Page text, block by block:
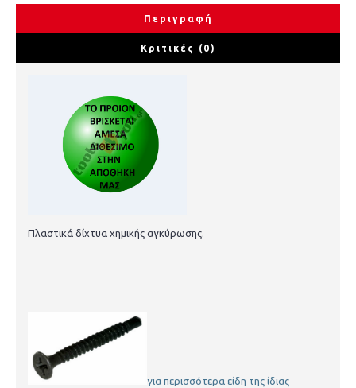
Περιγραφή
Κριτικές (0)
Πλαστικά δίχτυα χημικής αγκύρωσης.
για περισσότερα είδη της ίδιας